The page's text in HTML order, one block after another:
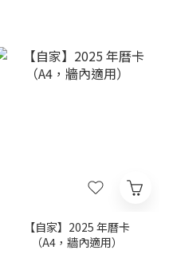
【自家】2025 年曆卡
（A4，牆內適用）